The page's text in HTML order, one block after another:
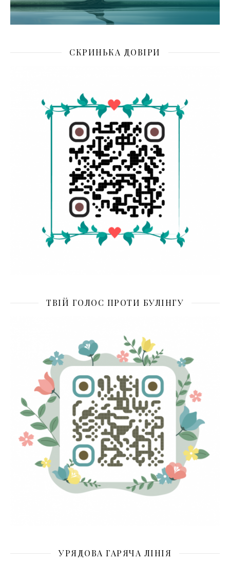
СКРИНЬКА ДОВІРИ
ТВІЙ ГОЛОС ПРОТИ БУЛІНГУ
УРЯДОВА ГАРЯЧА ЛІНІЯ